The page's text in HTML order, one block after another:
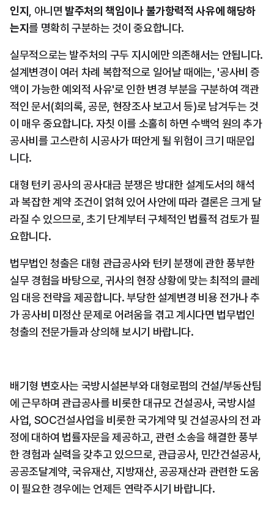
인지 , 아니면 발주처의 책임이나 불가항력적 사유에 해당하
는지를 명확히 구분하는 것이 중요합니다.
실무적으로는 발주처의 구두 지시에만 의존해서는 안됩니다.
설계변경이 여러 차례 복합적으로 일어날 때에는, '공사비 증
액이 가능한 예외적 사유'로 인한 변경 부분을 구분하여 객관
적인 문서(회의록, 공문, 현장조사 보고서 등)로 남겨두는 것
이 매우 중요합니다. 자칫 이를 소홀히 하면 수백억 원의 추가
공사비를 고스란히 시공사가 떠안게 될 위험이 크기 때문입
니다.
대형 턴키 공사의 공사대금 분쟁은 방대한 설계도서의 해석
과 복잡한 계약 조건이 얽혀 있어 사안에 따라 결론은 크게 달
라질 수 있으므로, 초기 단계부터 구체적인 법률적 검토가 필
요합니다.
법무법인 청출은 대형 관급공사와 턴키 분쟁에 관한 풍부한
실무 경험을 바탕으로, 귀사의 현장 상황에 맞는 최적의 클레
임 대응 전략을 제공합니다. 부당한 설계변경 비용 전가나 추
가 공사비 미정산 문제로 어려움을 겪고 계시다면 법무법인
청출의 전문가들과 상의해 보시기 바랍니다.
배기형 변호사는 국방시설본부와 대형로펌의 건설/부동산팀
에 근무하며 관급공사를 비롯한 대규모 건설공사, 국방시설
사업, SOC건설사업을 비롯한 국가계약 및 건설공사의 전 과
정에 대하여 법률자문을 제공하고, 관련 소송을 해결한 풍부
한 경험과 실력을 갖추고 있으므로, 관급공사, 민간건설공사,
공공조달계약, 국유재산, 지방재산, 공공재산과 관련한 도움
이 필요한 경우에는 언제든 연락주시기 바랍니다.